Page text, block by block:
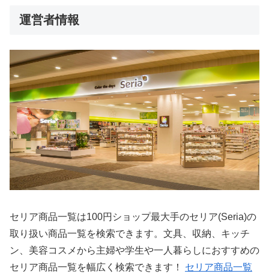
運営者情報
セリア商品一覧は100円ショップ最大手のセリア(Seria)の
取り扱い商品一覧を検索できます。文具、収納、キッチ
ン、美容コスメから主婦や学生や一人暮らしにおすすめの
セリア商品一覧を幅広く検索できます！ セリア商品一覧